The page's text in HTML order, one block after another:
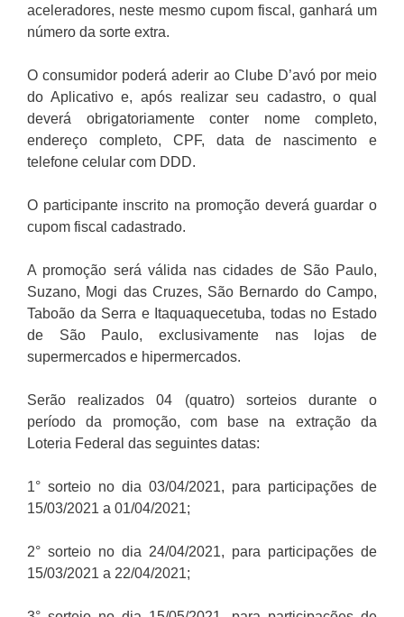
aceleradores, neste mesmo cupom fiscal, ganhará um
número da sorte extra.
O consumidor poderá aderir ao Clube D’avó por meio
do Aplicativo e, após realizar seu cadastro, o qual
deverá obrigatoriamente conter nome completo,
endereço completo, CPF, data de nascimento e
telefone celular com DDD.
O participante inscrito na promoção deverá guardar o
cupom fiscal cadastrado.
A promoção será válida nas cidades de São Paulo,
Suzano, Mogi das Cruzes, São Bernardo do Campo,
Taboão da Serra e Itaquaquecetuba, todas no Estado
de São Paulo, exclusivamente nas lojas de
supermercados e hipermercados.
Serão realizados 04 (quatro) sorteios durante o
período da promoção, com base na extração da
Loteria Federal das seguintes datas:
1° sorteio no dia 03/04/2021, para participações de
15/03/2021 a 01/04/2021;
2° sorteio no dia 24/04/2021, para participações de
15/03/2021 a 22/04/2021;